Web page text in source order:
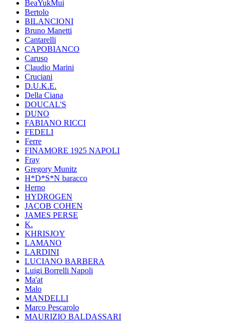
BeaYukMui
Bertolo
BILANCIONI
Bruno Manetti
Cantarelli
CAPOBIANCO
Caruso
Claudio Marini
Cruciani
D.U.K.E.
Della Ciana
DOUCAL'S
DUNO
FABIANO RICCI
FEDELI
Ferre
FINAMORE 1925 NAPOLI
Fray
Gregory Munitz
H*D*S*N baracco
Herno
HYDROGEN
JACOB COHEN
JAMES PERSE
K.
KHRISJOY
LAMANO
LARDINI
LUCIANO BARBERA
Luigi Borrelli Napoli
Ma'at
Malo
MANDELLI
Marco Pescarolo
MAURIZIO BALDASSARI